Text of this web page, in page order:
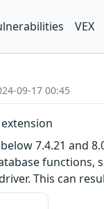
VEX
09-17 00:45
7.4.21 and
This can